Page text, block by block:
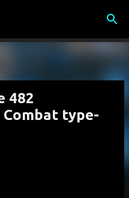
principal
482
Combat type-